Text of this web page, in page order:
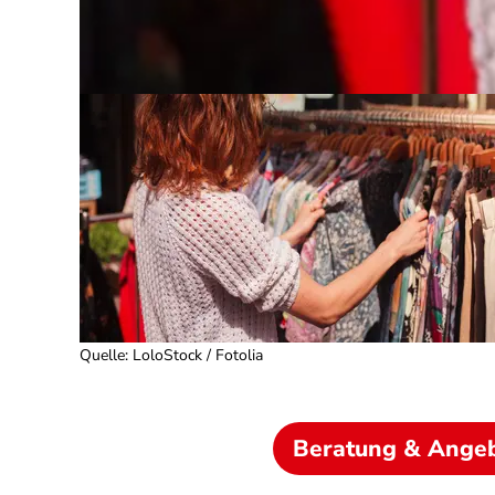
Quelle: LoloStock / Fotolia
Beratung &